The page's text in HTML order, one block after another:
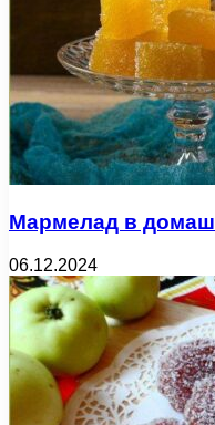
Мармелад в
06.12.2024